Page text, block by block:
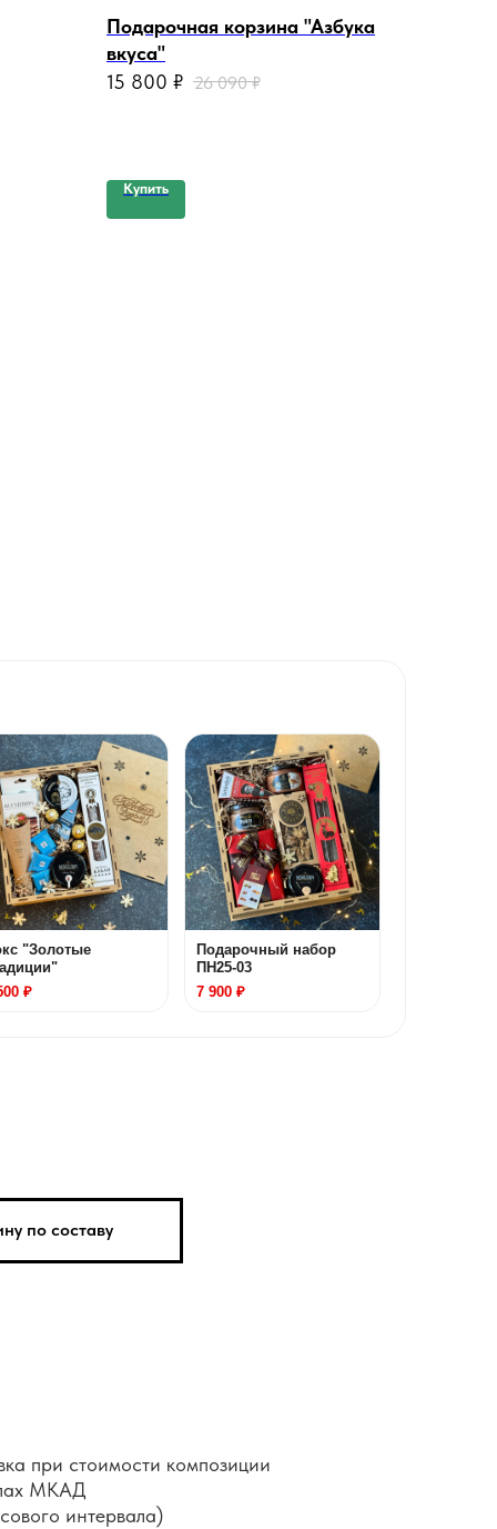
Подарочная корзина "Азбука
вкуса"
15 800 ₽ 26 090 ₽
Купить
"Золотые
₽
Подарочный набор
ПН25-03
7 900 ₽
по составу
при стоимости композиции
МКАД
интервала)